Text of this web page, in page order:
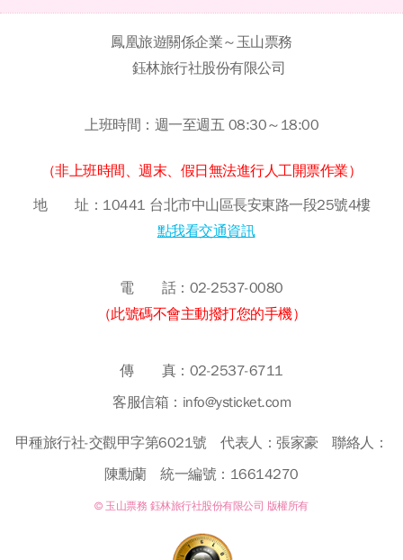
鳳凰旅遊關係企業～玉山票務
鈺林旅行社股份有限公司
上班時間：週一至週五 08:30～18:00
（非上班時間、週末、假日無法進行人工開票作業）
地 址：10441 台北市中山區長安東路一段25號4樓
點我看交通資訊
電 話：02-2537-0080
（此號碼不會主動撥打您的手機）
傳 真：02-2537-6711
客服信箱：info@ysticket.com
甲種旅行社-交觀甲字第6021號 代表人：張家豪 聯絡人：
陳勳蘭 統一編號：16614270
© 玉山票務 鈺林旅行社股份有限公司 版權所有